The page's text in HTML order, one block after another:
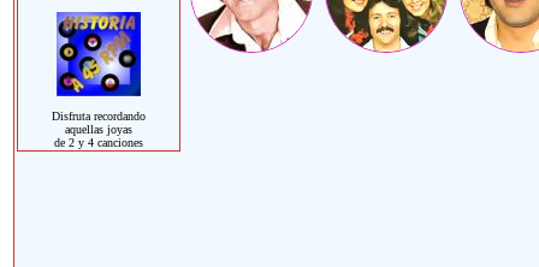
Disfruta recordando
aquellas joyas
de 2 y 4 canciones